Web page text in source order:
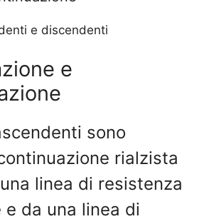
e discendenti
e
sono
rialzista
linea di resistenza
da una linea di